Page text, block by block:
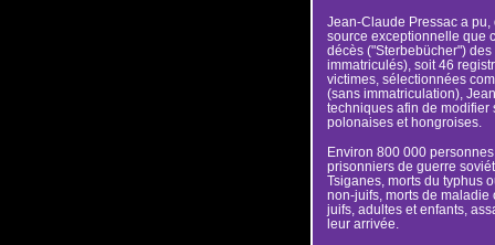
Jean-Claude Pressac a pu,
source exceptionnelle que
décès ("Sterbebücher")
immatriculés), soit 46
victimes, sélectionnées
(sans immatriculation),
techniques afin de modifier
polonaises et hongroises.
Environ 800 000
prisonniers de guerre
Tsiganes, morts du typhus
non-juifs, morts de maladie
juifs, adultes et enfants,
leur arrivée.